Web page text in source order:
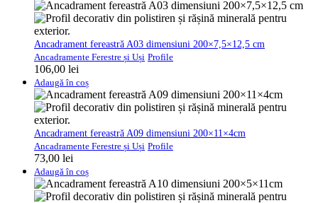
Ancadrament fereastră A03 dimensiuni 200×7,5×12,5 cm
Ancadramente Ferestre și Uși Profile
106,00 lei
Adaugă în coș
Ancadrament fereastră A09 dimensiuni 200×11×4cm
Ancadramente Ferestre și Uși Profile
73,00 lei
Adaugă în coș